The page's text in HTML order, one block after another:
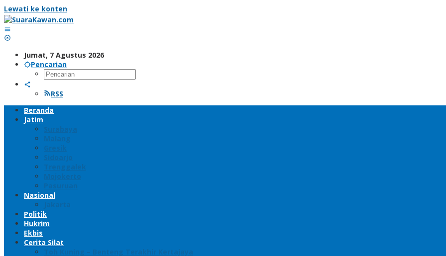
Lewati ke konten
Jumat, 7 Agustus 2026
Pencarian
RSS
Beranda
Jatim
Surabaya
Malang
Gresik
Sidoarjo
Trenggalek
Mojokerto
Pasuruan
Nasional
Jakarta
Politik
Hukrim
Ekbis
Cerita Silat
Toh Kuning – Benteng Terakhir Kertajaya